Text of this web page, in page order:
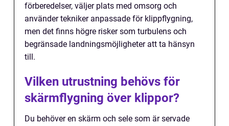
förberedelser, väljer plats med omsorg och
använder tekniker anpassade för klippflygning,
men det finns högre risker som turbulens och
begränsade landningsmöjligheter att ta hänsyn
till.
Vilken utrustning behövs för
skärmflygning över klippor?
Du behöver en skärm och sele som är servade